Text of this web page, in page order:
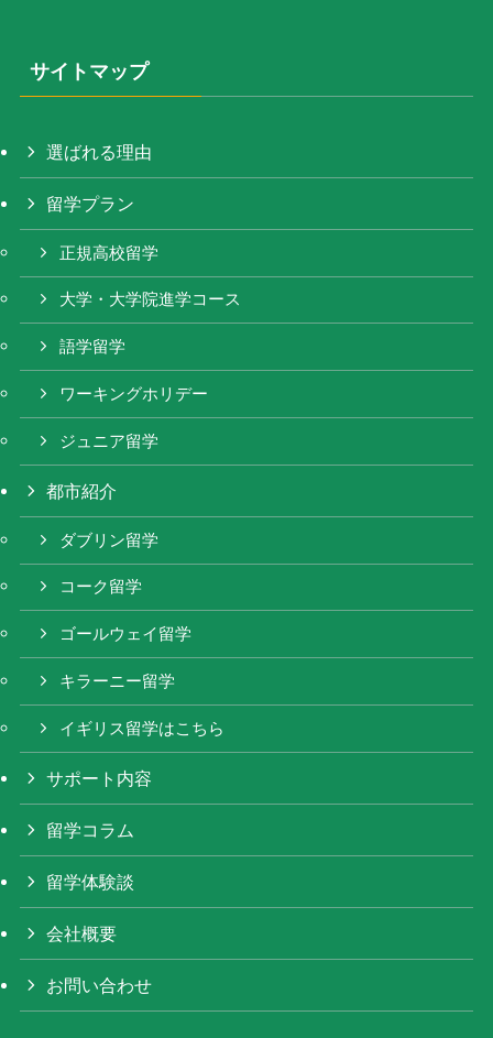
サイトマップ
選ばれる理由
留学プラン
正規高校留学
大学・大学院進学コース
語学留学
ワーキングホリデー
ジュニア留学
都市紹介
ダブリン留学
コーク留学
ゴールウェイ留学
キラーニー留学
イギリス留学はこちら
サポート内容
留学コラム
留学体験談
会社概要
お問い合わせ